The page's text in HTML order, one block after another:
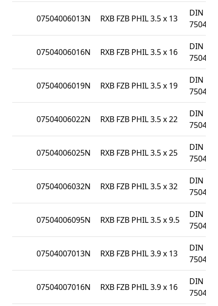
07504006013N RXB FZB PHIL 3.5 x 13
DIN
7504N
07504006016N RXB FZB PHIL 3.5 x 16
DIN
7504N
07504006019N RXB FZB PHIL 3.5 x 19
DIN
7504N
07504006022N RXB FZB PHIL 3.5 x 22
DIN
7504N
07504006025N RXB FZB PHIL 3.5 x 25
DIN
7504N
07504006032N RXB FZB PHIL 3.5 x 32
DIN
7504N
07504006095N RXB FZB PHIL 3.5 x 9.5
DIN
7504N
07504007013N RXB FZB PHIL 3.9 x 13
DIN
7504N
07504007016N RXB FZB PHIL 3.9 x 16
DIN
7504N